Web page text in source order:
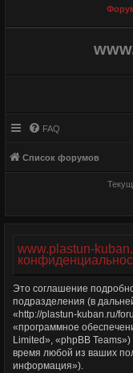
FAQ
Список форумов
www.plastun-
Это соглашение
подразделения (в
«http://plastun-kuban.ru/
«программное
Limited», «phpBB
время любой из ваших
информация»).